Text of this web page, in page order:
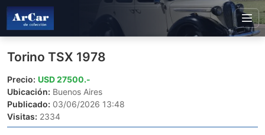
Torino TSX 1978
Precio: USD 27500.-
Ubicación: Buenos Aires
Publicado: 03/06/2026 13:48
Visitas: 2334